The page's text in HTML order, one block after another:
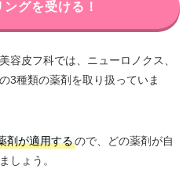
グを受ける！
容皮フ科では、ニューロノクス、
3種類の薬剤を取り扱っていま
剤が適用するので、どの薬剤が自
しょう。